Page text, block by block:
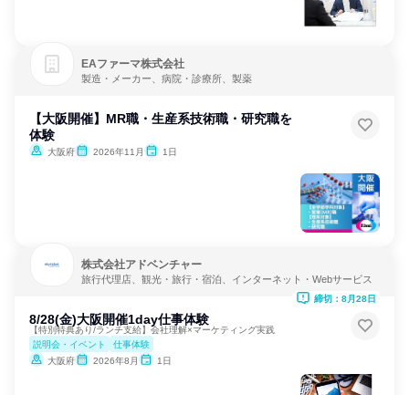
EAファーマ株式会社
製造・メーカー、病院・診療所、製薬
【大阪開催】MR職・生産系技術職・研究職を
体験
大阪府 2026年11月 1日
株式会社アドベンチャー
旅行代理店、観光・旅行・宿泊、インターネット・Webサービス
8/28(金)大阪開催1day仕事体験
【特別特典あり/ランチ支給】会社理解×マーケティング実践
説明会・イベント
仕事体験
大阪府
2026年8月 1日
締切：8月28日